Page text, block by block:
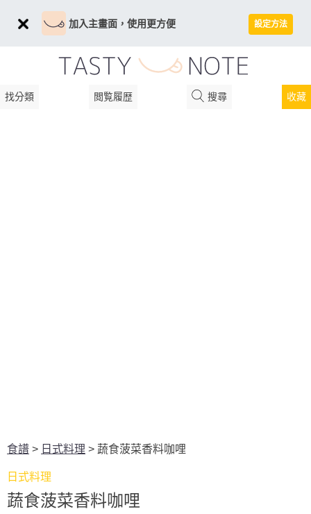
加入主畫面，使用更方便 設定方法
找分類 閲覧履歴 搜尋 收藏
食譜 > 日式料理 > 蔬食菠菜香料咖哩
日式料理
蔬食菠菜香料咖哩